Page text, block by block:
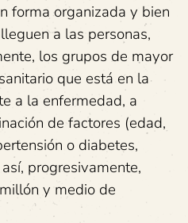
forma organizada y bien
a las personas,
los grupos de mayor
que está en la
a la enfermedad, a
de factores (edad,
o diabetes,
progresivamente,
y medio de